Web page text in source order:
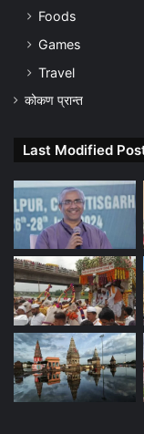
Foods
Games
Travel
कोकण प्रान्त
Last Modified